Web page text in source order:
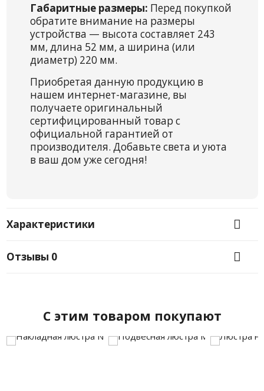
Габаритные размеры: Перед покупкой
обратите внимание на размеры
устройства — высота составляет 243
мм, длина 52 мм, а ширина (или
диаметр) 220 мм.
Приобретая данную продукцию в
нашем интернет-магазине, вы
получаете оригинальный
сертифицированный товар с
официальной гарантией от
производителя. Добавьте света и уюта
в ваш дом уже сегодня!
Характеристики
Отзывы 0
C этим товаром покупают